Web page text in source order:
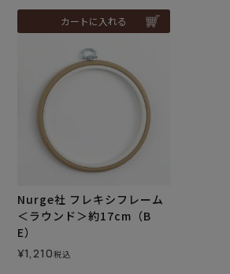
カートに入れる
Nurge社 フレキシフレーム
＜ラウンド＞約17cm（B
E）
¥1,210税込